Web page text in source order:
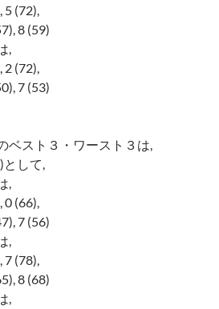
5 (72),
8 (59)
,
2 (72),
7 (53)
ベスト３・ワースト３は,
として,
,
0 (66),
7 (56)
,
7 (78),
8 (68)
,